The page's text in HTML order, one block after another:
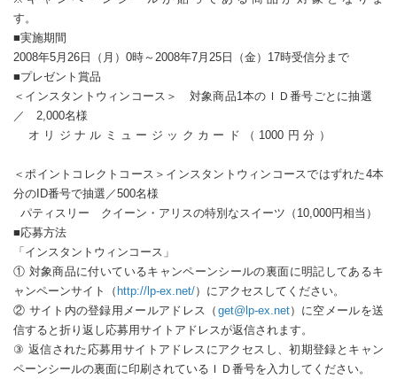
す。
■実施期間
2008年5月26日（月）0時～2008年7月25日（金）17時受信分まで
■プレゼント賞品
＜インスタントウィンコース＞ 対象商品1本のＩＤ番号ごとに抽選
／ 2,000名様
オリジナルミュージックカード（1000円分）
＜ポイントコレクトコース＞インスタントウィンコースではずれた4本
分のID番号で抽選／500名様
パティスリー クイーン・アリスの特別なスイーツ（10,000円相当）
■応募方法
「インスタントウィンコース」
① 対象商品に付いているキャンペーンシールの裏面に明記してあるキ
ャンペーンサイト（ http://lp-ex.net/）にアクセスしてください。
② サイト内の登録用メールアドレス（ get@lp-ex.net）に空メールを送
信すると折り返し応募用サイトアドレスが返信されます。
③ 返信された応募用サイトアドレスにアクセスし、初期登録とキャン
ペーンシールの裏面に印刷されているＩＤ番号を入力してください。